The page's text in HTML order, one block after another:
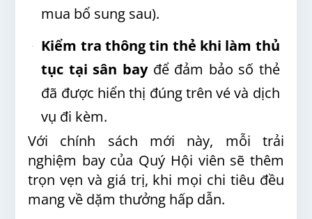
mua bổ sung sau).
Kiểm tra thông tin thẻ khi làm thủ
tục tại sân bay để đảm bảo số thẻ
đã được hiển thị đúng trên vé và dịch
vụ đi kèm.
Với chính sách mới này, mỗi trải
nghiệm bay của Quý Hội viên sẽ thêm
trọn vẹn và giá trị, khi mọi chi tiêu đều
mang về dặm thưởng hấp dẫn.